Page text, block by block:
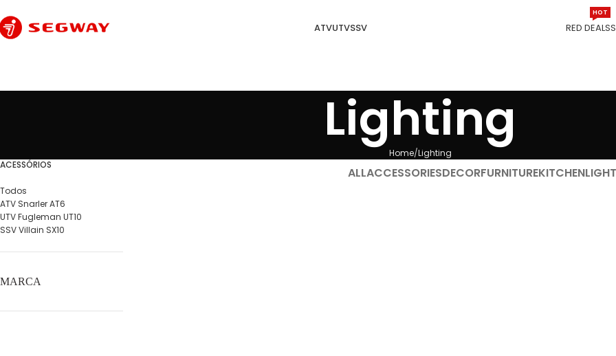
ATVUTVSSV RED DEALS
HOT
Lighting
Home Lighting
ACESSÓRIOS
Todos
ATV Snarler AT6
UTV Fugleman UT10
SSV Villain SX10
MARCA
ALLACCESSORIESDECORFURNITUREKITCHEN